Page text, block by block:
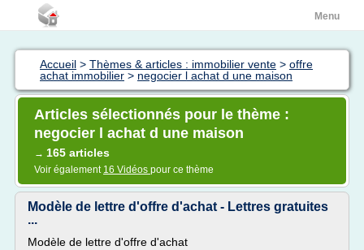
Menu
Accueil > Thèmes & articles : immobilier vente > offre
achat immobilier > negocier l achat d une maison
Articles sélectionnés pour le thème :
negocier l achat d une maison
→ 165 articles
Voir également 16 Vidéos pour ce thème
Modèle de lettre d'offre d'achat - Lettres gratuites
...
Modèle de lettre d'offre d'achat